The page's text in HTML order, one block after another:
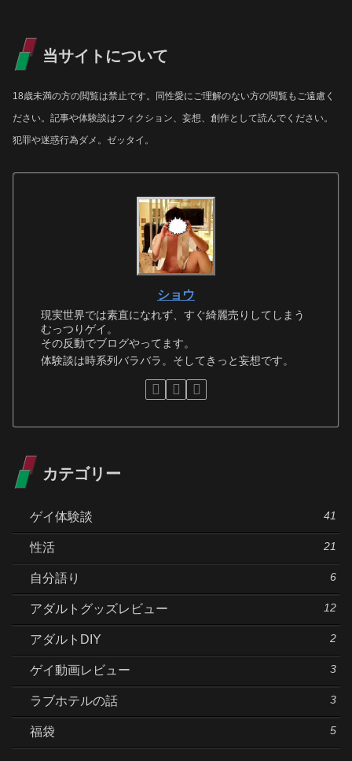
当サイトについて
18歳未満の方の閲覧は禁止です。同性愛にご理解のない方の閲覧もご遠慮く
ださい。記事や体験談はフィクション、妄想、創作として読んでください。
犯罪や迷惑行為ダメ。ゼッタイ。
ショウ
現実世界では素直になれず、すぐ綺麗売りしてしまう
むっつりゲイ。
その反動でブログやってます。
体験談は時系列バラバラ。そしてきっと妄想です。
カテゴリー
ゲイ体験談 41
性活 21
自分語り 6
アダルトグッズレビュー 12
アダルトDIY 2
ゲイ動画レビュー 3
ラブホテルの話 3
福袋 5